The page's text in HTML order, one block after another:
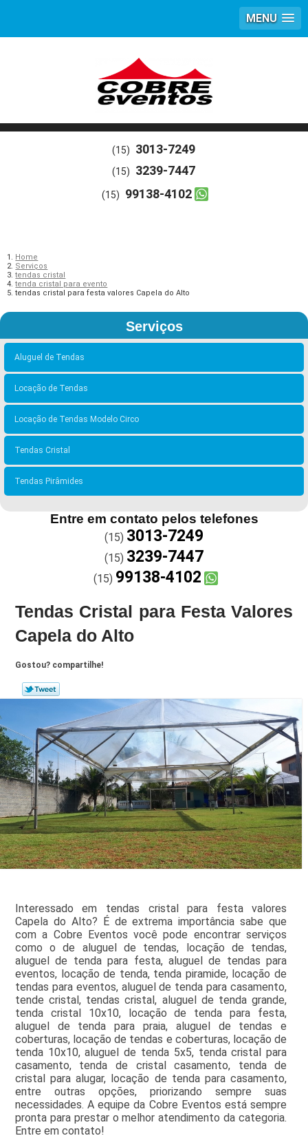
MENU
(15) 3013-7249
(15) 3239-7447
(15) 99138-4102
Home
Serviços
tendas cristal
tenda cristal para evento
tendas cristal para festa valores Capela do Alto
Serviços
Aluguel de Tendas
Locação de Tendas
Locação de Tendas Modelo Circo
Tendas Cristal
Tendas Pirâmides
Entre em contato pelos telefones
(15) 3013-7249
(15) 3239-7447
(15) 99138-4102
Tendas Cristal para Festa Valores
Capela do Alto
Gostou? compartilhe!
Interessado em tendas cristal para festa valores
Capela do Alto? É de extrema importância sabe que
com a Cobre Eventos você pode encontrar serviços
como o de aluguel de tendas, locação de tendas,
aluguel de tenda para festa, aluguel de tendas para
eventos, locação de tenda, tenda piramide, locação de
tendas para eventos, aluguel de tenda para casamento,
tende cristal, tendas cristal, aluguel de tenda grande,
tenda cristal 10x10, locação de tenda para festa,
aluguel de tenda para praia, aluguel de tendas e
coberturas, locação de tendas e coberturas, locação de
tenda 10x10, aluguel de tenda 5x5, tenda cristal para
casamento, tenda de cristal casamento, tenda de
cristal para alugar, locação de tenda para casamento,
entre outras opções, priorizando sempre suas
necessidades. A equipe da Cobre Eventos está sempre
pronta para prestar o melhor atendimento da categoria.
Entre em contato!